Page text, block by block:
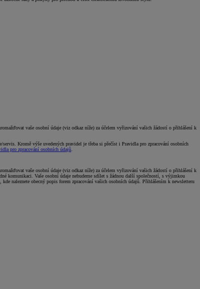
vaše osobní údaje (viz odkaz níže) za účelem vyřizování vašich žádostí o přihlášení k
Kromě výše uvedených pravidel je třeba si přečíst i Pravidla pro zpracování osobních
pro zpracování osobních údajů
vaše osobní údaje (viz odkaz níže) za účelem vyřizování vašich žádostí o přihlášení k
komunikaci. Vaše osobní údaje nebudeme sdílet s žádnou další společností, s výjimkou
naleznete obecný popis forem zpracování vašich osobních údajů. Přihlášením k newsletteru